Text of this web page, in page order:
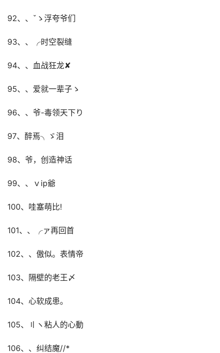
92、、ˇゝ浮夸爷们
93、、╭时空裂缝
94、、血战狂龙✘
95、、爱就一辈子ゝ
96、、爷-毒领天下り
97、醉焉╮ゞ泪
98、爷，创造神话
99、、ｖip爺
100、哇塞萌比!
101、、╭ァ再回首
102、、傲似。表情帝
103、隔壁的老王〆
104、心软成患。
105、〢ヽ粘人的心動
106、、纠结魔//*